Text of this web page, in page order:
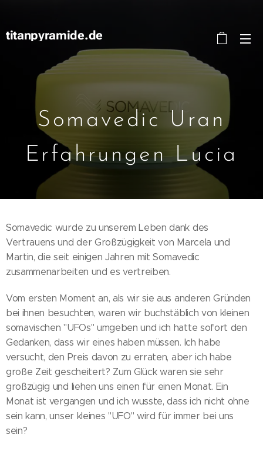
titanpyramide.de
Somavedic Uran
Erfahrungen Lucia
Somavedic wurde zu unserem Leben dank des
Vertrauens und der Großzügigkeit von Marcela und
Martin, die seit einigen Jahren mit Somavedic
zusammenarbeiten und es vertreiben.
Vom ersten Moment an, als wir sie aus anderen Gründen
bei ihnen besuchten, waren wir buchstäblich von kleinen
somavischen "UFOs" umgeben und ich hatte sofort den
Gedanken, dass wir eines haben müssen. Ich habe
versucht, den Preis davon zu erraten, aber ich habe
große Zeit gescheitert? Zum Glück waren sie sehr
großzügig und liehen uns einen für einen Monat. Ein
Monat ist vergangen und ich wusste, dass ich nicht ohne
sein kann, unser kleines "UFO" wird für immer bei uns
sein?